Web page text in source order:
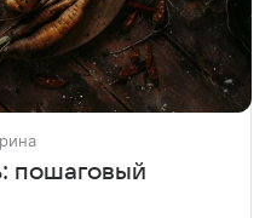
пошаговый